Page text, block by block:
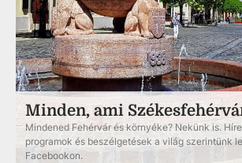
Minden, ami
Mindened Fehérvár és környéke? Nekünk is.
programok és beszélgetések a világ szerintünk
Facebookon.